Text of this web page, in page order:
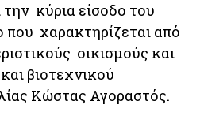
κύρια είσοδο του
που χαρακτηρίζεται από
οικισμούς και
βιοτεχνικού
Κώστας Αγοραστός.